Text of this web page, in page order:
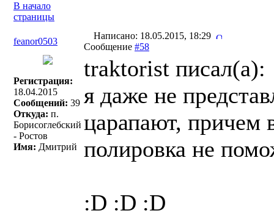
В начало
страницы
feanor0503
Написано: 18.05.2015, 18:29
Сообщение #58
Регистрация:
18.04.2015
Сообщений: 39
Откуда: п.
Борисоглебский
- Ростов
Имя: Дмитрий
traktorist писал(a):
я даже не
царапают, причем
полировка не
:D :D :D